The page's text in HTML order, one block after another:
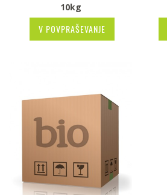
10kg
V POVPRAŠEVANJE